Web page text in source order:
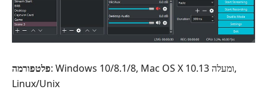
פלטפורמה: Windows 10/8.1/8, ‏Mac OS X 10.13 ומעלה,
Linux/Unix